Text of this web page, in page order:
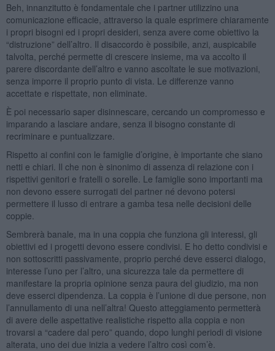
Beh, innanzitutto è fondamentale che i partner utilizzino una
comunicazione efficacie, attraverso la quale esprimere chiaramente
i propri bisogni ed i propri desideri, senza avere come obiettivo la
“distruzione” dell’altro. Il disaccordo è possibile, anzi, auspicabile
talvolta, perché permette di crescere insieme, ma va accolto il
parere discordante dell’altro e vanno ascoltate le sue motivazioni,
senza imporre il proprio punto di vista. Le differenze vanno
accettate e rispettate, non eliminate.
È poi necessario saper disinnescare, cercando un compromesso e
imparando a lasciare andare, senza il bisogno constante di
recriminare e puntualizzare.
Rispetto ai confini con le famiglie d’origine, è importante che siano
netti e chiari. Il che non è sinonimo di assenza di relazione con i
rispettivi genitori e fratelli o sorelle. Le famiglie sono importanti ma
non devono essere surrogati del partner né devono potersi
permettere il lusso di entrare a gamba tesa nelle decisioni delle
coppie.
Sembrerà banale, ma in una coppia che funziona gli interessi, gli
obiettivi ed i progetti devono essere condivisi. E ho detto condivisi e
non sottoscritti passivamente, proprio perché deve esserci dialogo,
interesse l’uno per l’altro, una sicurezza tale da permettere di
manifestare la propria opinione senza paura del giudizio, ma non
deve esserci dipendenza. La coppia è l’unione di due persone, non
l’annullamento di una nell’altra! Questo atteggiamento permetterà
di avere delle aspettative realistiche rispetto alla coppia e non
trovarsi a “cadere dal pero” quando, dopo lunghi periodi di visione
alterata, uno dei due inizia a vedere l’altro così com’è.